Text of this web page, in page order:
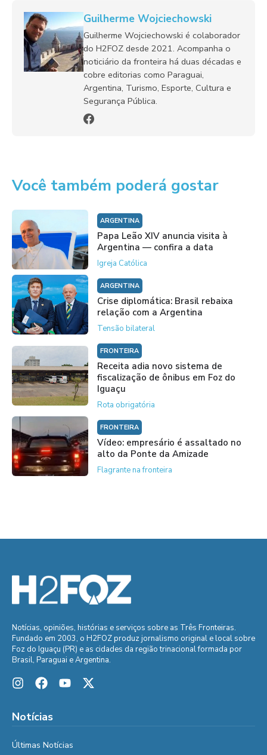
Guilherme Wojciechowski
Guilherme Wojciechowski é colaborador
do H2FOZ desde 2021. Acompanha o
noticiário da fronteira há duas décadas e
cobre editorias como Paraguai,
Argentina, Turismo, Esporte, Cultura e
Segurança Pública.
Você também poderá gostar
ARGENTINA
Papa Leão XIV anuncia visita à
Argentina — confira a data
Igreja Católica
ARGENTINA
Crise diplomática: Brasil rebaixa
relação com a Argentina
Tensão bilateral
FRONTEIRA
Receita adia novo sistema de
fiscalização de ônibus em Foz do
Iguaçu
Rota obrigatória
FRONTEIRA
Vídeo: empresário é assaltado no
alto da Ponte da Amizade
Flagrante na fronteira
Notícias, opiniões, histórias e serviços sobre as Três Fronteiras.
Fundado em 2003, o H2FOZ produz jornalismo original e local sobre
Foz do Iguaçu (PR) e as cidades da região trinacional formada por
Brasil, Paraguai e Argentina.
Notícias
Últimas Notícias